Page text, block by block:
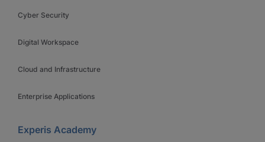
Cyber Security
Digital Workspace
Cloud and Infrastructure
Enterprise Applications
Experis Academy